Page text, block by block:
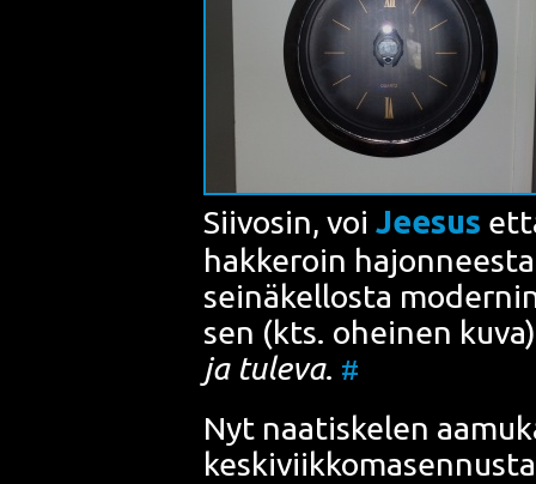
Sii­vo­sin, voi Jee­sus
hak­ke­roin
sei­nä­kel­los­ta
sen (kts. ohei­nen
ja tule­va. #
Nyt naa­tis­ke­len